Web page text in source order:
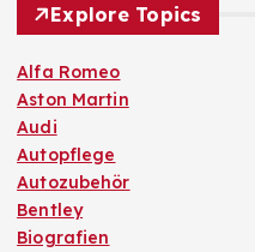
Explore Topics
Alfa Romeo
Aston Martin
Audi
Autopflege
Autozubehör
Bentley
Biografien